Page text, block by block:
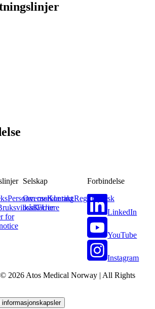
PersonvernerklæringRegulatorisk
IFUer
for
Selskap
Om ossKontakt
ossKarriere
Forbindelse
LinkedIn
YouTube
Instagram
2026 Atos Medical Norway | All Rights